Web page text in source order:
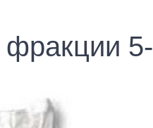
фракции